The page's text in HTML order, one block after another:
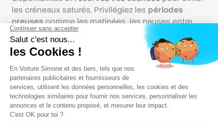
les créneaux saturés. Privilégiez les périodes
creusescomme les matinées, les pauses entre
deux cours ou les week-ends. Le bon rythme ? 1 à
2 heures de conduite par semaine, combinées à
15-20 minutes de révision quotidienne pour
progresser sans stress.
Varier les formats d’apprentissage
Utilisez desapplications mobiles comme En